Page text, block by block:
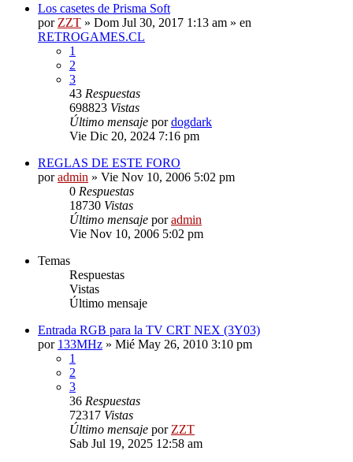
Los casetes de Prisma Soft
por ZZT » Dom Jul 30, 2017 1:13 am » en
RETROGAMES.CL
1
2
3
43 Respuestas
698823 Vistas
Último mensaje pordogdark
Vie Dic 20, 2024 7:16 pm
REGLAS DE ESTE FORO
poradmin » Vie Nov 10, 2006 5:02 pm
0 Respuestas
18730 Vistas
Último mensaje poradmin
Vie Nov 10, 2006 5:02 pm
Temas
Respuestas
Vistas
Último mensaje
Entrada RGB para la TV CRT NEX (3Y03)
por 133MHz » Mié May 26, 2010 3:10 pm
1
2
3
36 Respuestas
72317 Vistas
Último mensaje por ZZT
Sab Jul 19, 2025 12:58 am